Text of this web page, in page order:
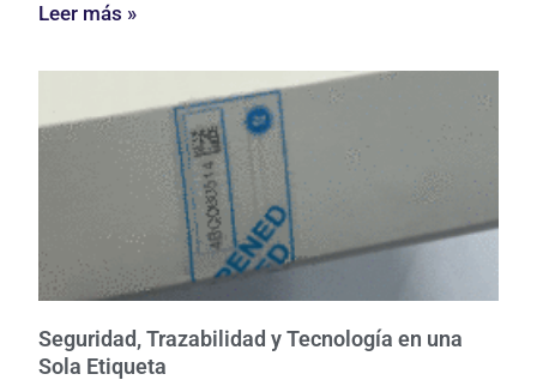
Leer más »
Seguridad, Trazabilidad y Tecnología en una
Sola Etiqueta